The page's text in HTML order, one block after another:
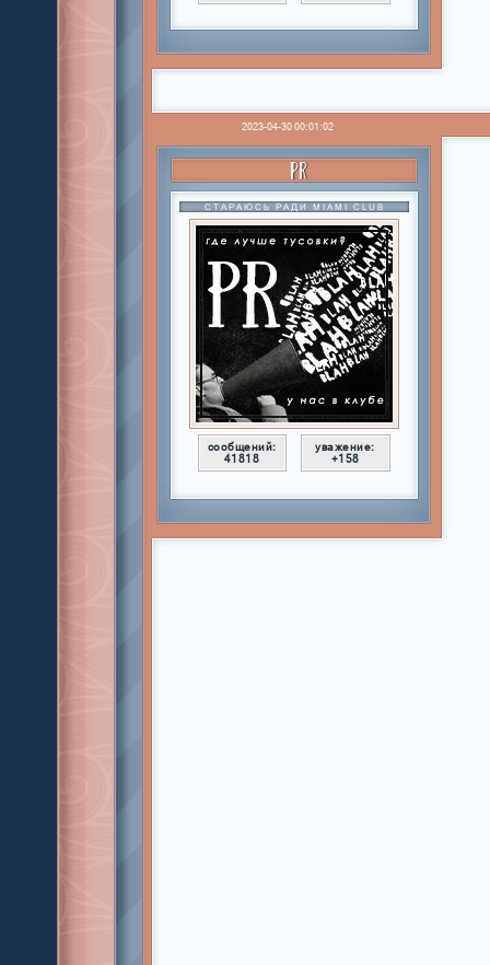
2023-04-30 00:01:02
PR
СТАРАЮСЬ РАДИ MIAMI CLUB
сообщений:
41818
уважение:
+158